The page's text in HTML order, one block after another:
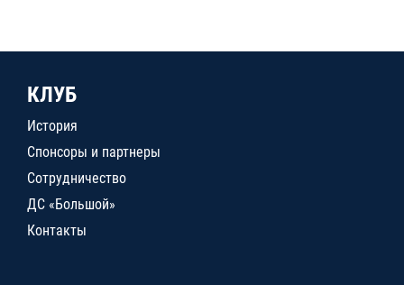
КЛУБ
История
Спонсоры и партнеры
Сотрудничество
ДС «Большой»
Контакты